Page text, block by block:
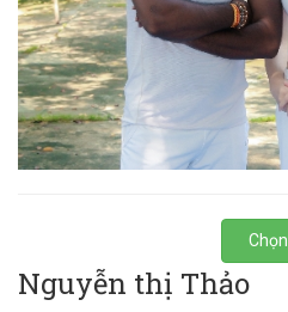
Chọn
Nguyễn thị Thảo